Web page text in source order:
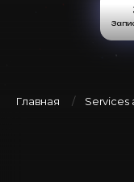
Главная Services